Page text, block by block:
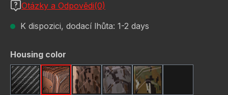
Otázky a Odpovědi(0)
K dispozici, dodací lhůta: 1-2 days
Vyberte
Housing color
Carbon FiberDark WoodFDE CamoGunmetal CamoOD Green Camo